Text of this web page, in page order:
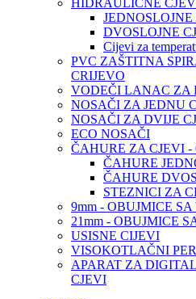
HIDRAULIČNE CJEVI
JEDNOSLOJNE
DVOSLOJNE
Cijevi za
PVC ZAŠTITNA
CRIJEVO
VODEČI LANAC ZA
NOSAČI ZA JEDNU
NOSAČI ZA DVIJE
ECO NOSAČI
ČAHURE ZA CJEVI -
ČAHURE
ČAHURE
STEZNICI ZA
9mm - OBUJMICE
21mm - OBUJMICE
USISNE CIJEVI
VISOKOTLAČNI
APARAT ZA
CJEVI